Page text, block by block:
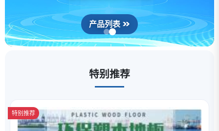
产品列表
特别推荐
特别推荐